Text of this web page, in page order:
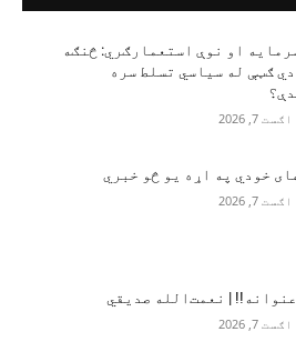
او نوې استعمارګري: څنګه
ګټې له سیاسي تسلط سره
اګست 7, 2026
خودي په اړه یو څو خبري
اګست 7, 2026
| نعمت‌الله صدیقي
اګست 7, 2026